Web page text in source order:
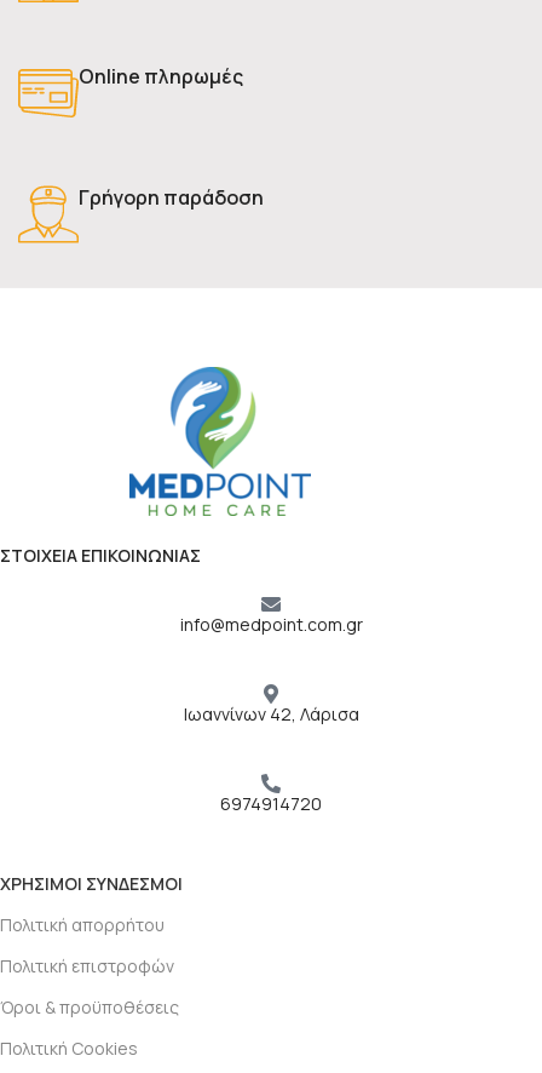
Online πληρωμές
Γρήγορη παράδοση
ΣΤΟΙΧΕΙΑ ΕΠΙΚΟΙΝΩΝΙΑΣ
info@medpoint.com.gr
Ιωαννίνων 42, Λάρισα
6974914720
ΧΡΗΣΙΜΟΙ ΣΥΝΔΕΣΜΟΙ
Πολιτική απορρήτου
Πολιτική επιστροφών
Όροι & προϋποθέσεις
Πολιτική Cookies